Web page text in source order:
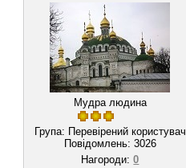
Мудра людина
Група: Перевірений користувач
Повідомлень: 3026
Нагороди:0